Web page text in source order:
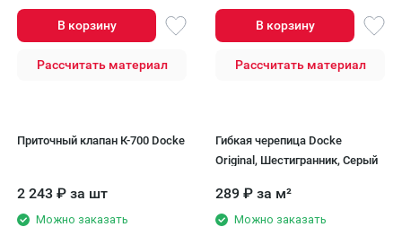
В корзину
Рассчитать материал
В корзину
Рассчитать материал
Приточный клапан К-700 Docke
2 243 ₽ за шт
Можно заказать
Гибкая черепица Docke
Original, Шестигранник, Серый
289 ₽ за м²
Можно заказать